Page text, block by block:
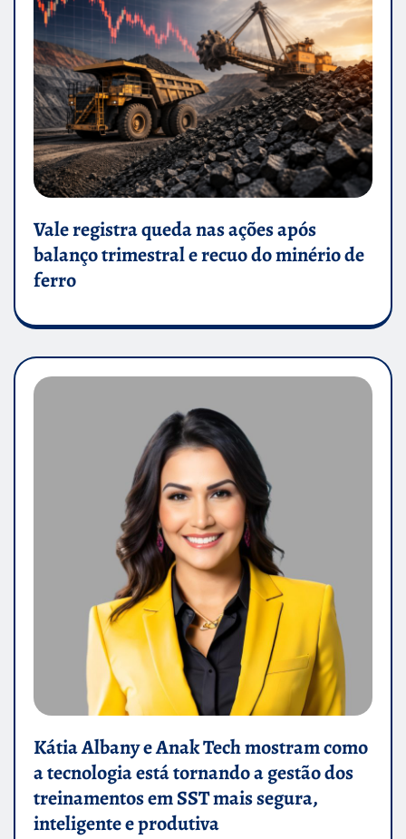
Vale registra queda nas ações após
balanço trimestral e recuo do minério de
ferro
Kátia Albany e Anak Tech mostram como
a tecnologia está tornando a gestão dos
treinamentos em SST mais segura,
inteligente e produtiva